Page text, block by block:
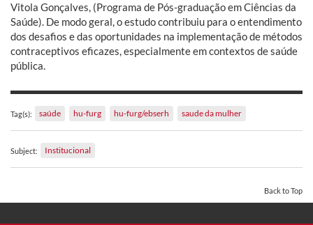
Vitola Gonçalves, (Programa de Pós-graduação em Ciências da
Saúde). De modo geral, o estudo contribuiu para o entendimento
dos desafios e das oportunidades na implementação de métodos
contraceptivos eficazes, especialmente em contextos de saúde
pública.
Tag(s): saúde hu-furg hu-furg/ebserh saude da mulher
Subject: Institucional
Back to Top